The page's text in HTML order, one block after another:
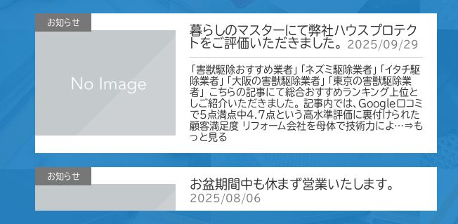
お知らせ
暮らしのマスターにて弊社ハウスプロテク
トをご評価いただきました。
2025/09/29
「害獣駆除おすすめ業者」「ネズミ駆除業者」「イタチ駆
除業者」「大阪の害獣駆除業者」「東京の害獣駆除業
者」 こちらの記事にて総合おすすめランキング上位と
しご紹介いただきました。 記事内では、Google口コミ
で5点満点中4.7点という高水準評価に裏付けられた
顧客満足度 リフォーム会社を母体で技術力によ…⇒も
っと見る
お知らせ
お盆期間中も休まず営業いたします。
2025/08/06